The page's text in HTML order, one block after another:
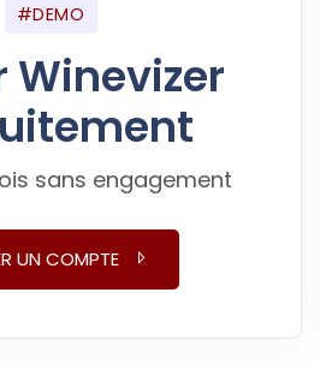
#DEMO
Winevizer
sans engagement
UN COMPTE